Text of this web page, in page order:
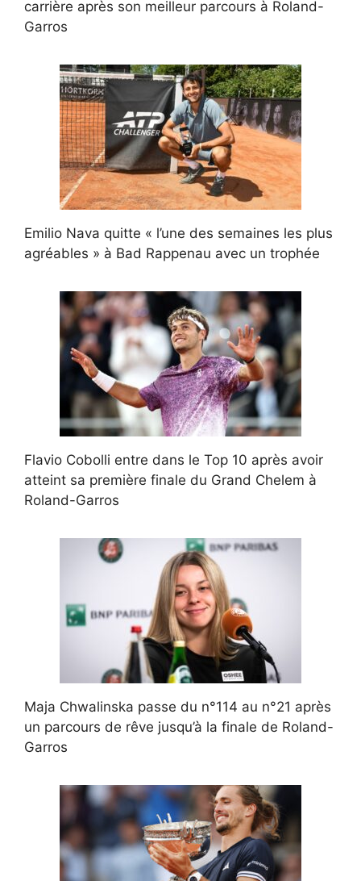
carrière après son meilleur parcours à Roland-
Garros
Emilio Nava quitte « l’une des semaines les plus
agréables » à Bad Rappenau avec un trophée
Flavio Cobolli entre dans le Top 10 après avoir
atteint sa première finale du Grand Chelem à
Roland-Garros
Maja Chwalinska passe du n°114 au n°21 après
un parcours de rêve jusqu’à la finale de Roland-
Garros